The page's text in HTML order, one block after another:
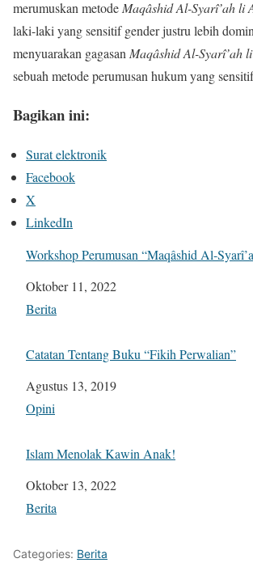
merumuskan metode Maqâshid Al-Syarî’ahli
laki-laki yang sensitif gender justru lebih
menyuarakan gagasan Maqâshid Al-Syarî’ah
sebuah metode perumusan hukum yang
Bagikan ini:
Surat elektronik
Facebook
X
LinkedIn
Workshop Perumusan “Maqâshid Al-
Tanggal
Oktober 11, 2022
Sehubungan dengan
Berita
Catatan Tentang Buku “Fikih Perwalian”
Tanggal
Agustus 13, 2019
Sehubungan dengan
Opini
Islam Menolak Kawin Anak!
Tanggal
Oktober 13, 2022
Sehubungan dengan
Berita
Categories: Berita